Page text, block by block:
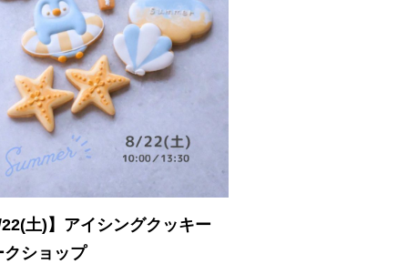
土)】アイシングクッキー
クショップ